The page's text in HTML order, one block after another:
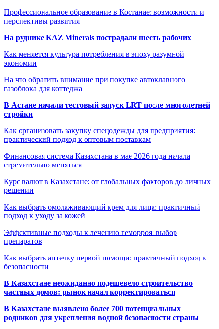
Профессиональное образование в Костанае: возможности и
перспективы развития
На руднике KAZ Minerals пострадали шесть рабочих
Как меняется культура потребления в эпоху разумной
экономии
На что обратить внимание при покупке автоклавного
газоблока для коттеджа
В Астане начали тестовый запуск LRT после многолетней
стройки
Как организовать закупку спецодежды для предприятия:
практический подход к оптовым поставкам
Финансовая система Казахстана в мае 2026 года начала
стремительно меняться
Курс валют в Казахстане: от глобальных факторов до личных
решений
Как выбрать омолаживающий крем для лица: практичный
подход к уходу за кожей
Эффективные подходы к лечению геморроя: выбор
препаратов
Как выбрать аптечку первой помощи: практичный подход к
безопасности
В Казахстане неожиданно подешевело строительство
частных домов: рынок начал корректироваться
В Казахстане выявлено более 700 потенциальных
родников для укрепления водной безопасности страны